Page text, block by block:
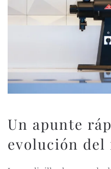
Un apunte
evolución